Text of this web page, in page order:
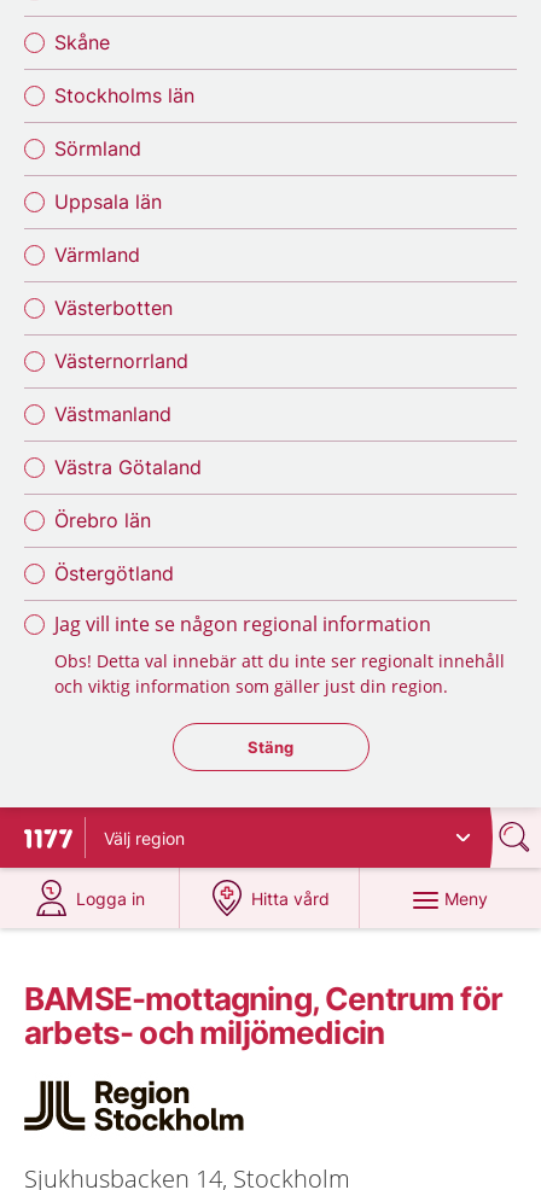
Skåne
Stockholms län
Sörmland
Uppsala län
Värmland
Västerbotten
Västernorrland
Västmanland
Västra Götaland
Örebro län
Östergötland
Jag vill inte se någon regional information
Obs! Detta val innebär att du inte ser regionalt innehåll
och viktig information som gäller just din region.
Stäng regionsväljaren
Stäng
Till startsidan för 1177
Välj region
Logga in
på 1177.se
Hitta vård
på 1177.se
Meny
BAMSE-mottagning, Centrum för
arbets- och miljömedicin
Sjukhusbacken 14, Stockholm